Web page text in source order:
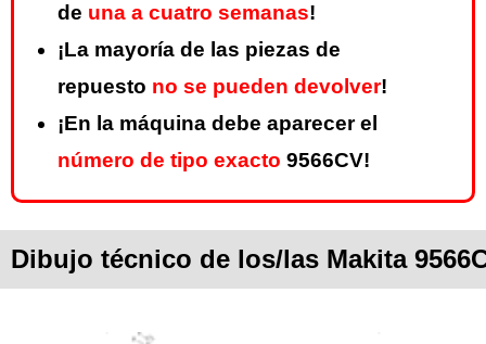
de una a cuatro semanas!
¡La mayoría de las piezas de
repuesto no se pueden devolver!
¡En la máquina debe aparecer el
número de tipo exacto 9566CV!
Dibujo técnico de los/las Makita